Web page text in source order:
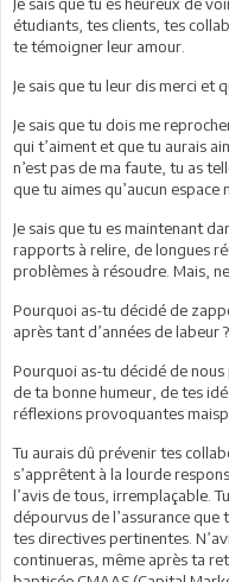
étudiants, tes clients, tes
te témoigner leur amour.
Je sais que tu leur dis merci et
Je sais que tu dois me
qui t’aiment et que tu aurais
n’est pas de ma faute, tu as
que tu aimes qu’aucun
Je sais que tu es maintenant
rapports à relire, de longues
problèmes à résoudre. Mais,
Pourquoi as-tu décidé de
après tant d’années de labeur ?
Pourquoi as-tu décidé de
de ta bonne humeur, de tes
réflexions provoquantes
Tu aurais dû prévenir tes
s’apprêtent à la lourde
l’avis de tous, irremplaçable.
dépourvus de l’assurance
tes directives pertinentes.
continueras, même après ta